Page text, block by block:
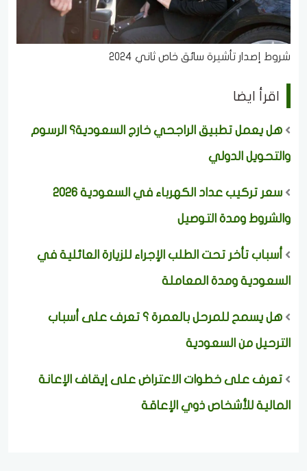
شروط إصدار تأشيرة سائق خاص ثاني 2024
اقرأ ايضا
هل يعمل تطبيق الراجحي خارج السعودية؟ الرسوم
والتحويل الدولي
سعر تركيب عداد الكهرباء في السعودية 2026
والشروط ومدة التوصيل
أسباب تأخر تحت الطلب الإجراء للزيارة العائلية في
السعودية ومدة المعاملة
هل يسمح للمرحل بالعمرة ؟ تعرف على أسباب
الترحيل من السعودية
تعرف على خطوات الاعتراض على إيقاف الإعانة
المالية للأشخاص ذوي الإعاقة